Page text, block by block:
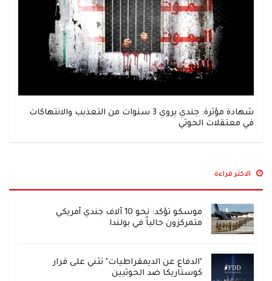
شهادة مؤثرة: جندي يروي 3 سنوات من التعذيب والانتهاكات
في معتقلات الحوثي
الاكثر قراءة
موسكو تؤكد: نحو 10 آلاف جندي أمريكي
متمركزون حالياً في بولندا
"الدفاع عن الديمقراطيات" تثني على قرار
كوستاريكا ضد الحوثيين